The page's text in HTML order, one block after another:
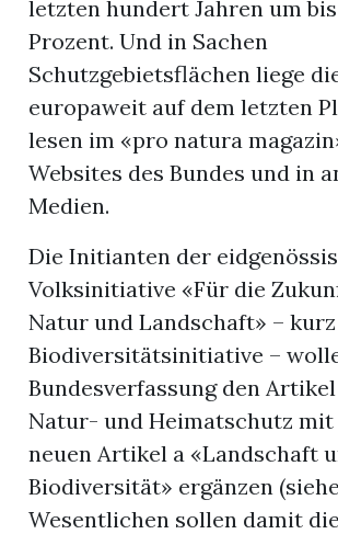
letzten hundert Jahren um bis
Prozent. Und in Sachen
Schutzgebietsflächen liege
europaweit auf dem letzten
lesen im «pro natura
Websites des Bundes und in
Medien.
Die Initianten der
Volksinitiative «Für die
Natur und Landschaft» – kurz
Biodiversitätsinitiative –
Bundesverfassung den Artikel
Natur- und Heimatschutz mit
neuen Artikel a «Landschaft
Biodiversität» ergänzen
Wesentlichen sollen damit